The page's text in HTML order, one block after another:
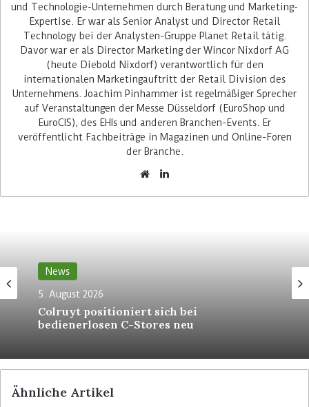
Hornbach möchte seinen Kunden über alle
Kanäle hinweg ein nahtloses Einkaufserlebnis
bieten. Deshalb suchte das Unternehmen eine
Lösung, um sein Bestellmanagement zu
verbessern. Von der Entscheidung für Blue
Warenverfügbarkeit und Vorteile bei der
Auftragsabwicklung.
Die Lösung basiert auf Microservices. Es handelt
sich dabei um eine Cloud-basierte Software-
Architektur, bei der die Anwendungen aus vielen
lose aneinander gekoppelten und unabhängig
voneinander einsetzbaren Diensten besteht.
Bedürfnisse angepasst werden. Das Unternehmen
und Technologie-Unternehmen durch Beratung und Marketing-
Expertise. Er war als Senior Analyst und Director Retail
Technology bei der Analysten-Gruppe Planet Retail tätig.
Davor war er als Director Marketing der Wincor Nixdorf AG
(heute Diebold Nixdorf) verantwortlich für den
internationalen Marketingauftritt der Retail Division des
Unternehmens. Joachim Pinhammer ist regelmäßiger Sprecher
auf Veranstaltungen der Messe Düsseldorf (EuroShop und
EuroCIS), des EHIs und anderen Branchen-Events. Er
veröffentlicht Fachbeiträge in Magazinen und Online-Foren
der Branche.
News
5. August 2026
Colruyt positioniert sich bei
bedienerlosen C-Stores neu
Ähnliche Artikel